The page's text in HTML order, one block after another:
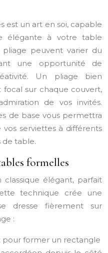
est un art en soi, capable
élégante à votre table
pliage peuvent varier du
une opportunité de
Un pliage bien
sur chaque couvert,
de vos invités.
de base vous permettra
serviettes à différents
de table.
formelles
élégant, parfait
technique crée une
dresse fièrement sur
:
pour former un rectangle